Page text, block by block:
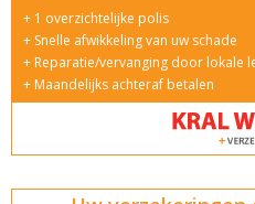
1 overzichtelijke polis
Snelle afwikkeling van uw schade
Reparatie/vervanging door lokale
Maandelijks achteraf betalen